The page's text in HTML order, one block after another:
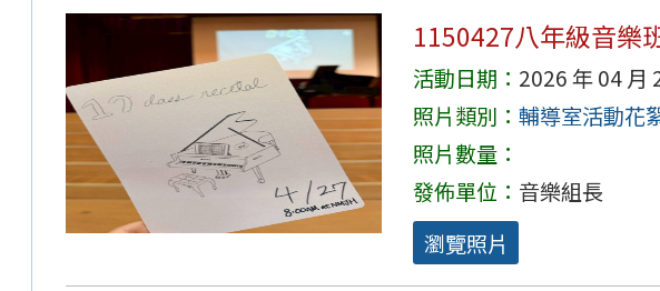
1150427八年級音樂
活動日期： 2026 年 04 月
照片類別： 輔導室活動花
照片數量：
發佈單位： 音樂組長
瀏覽照片